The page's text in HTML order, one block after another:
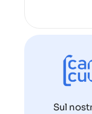
Sul